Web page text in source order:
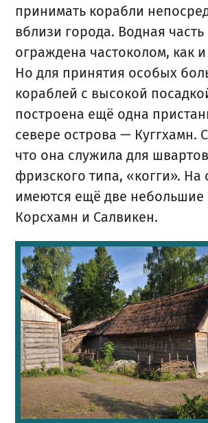
принимать корабли
вблизи города. Водная
ограждена частоколом, как
Но для принятия особых
кораблей с высокой
построена ещё одна
севере острова — Куггхамн.
что она служила для
фризского типа, «когги». На
имеются ещё две небольшие
Корсхамн и Салвикен.